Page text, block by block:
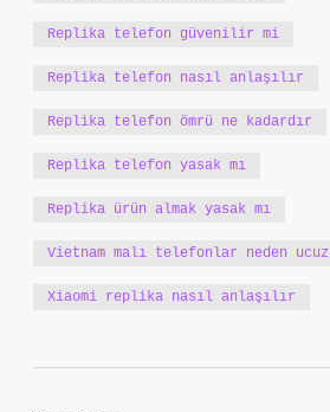
Replika telefon güvenilir mi
Replika telefon nasıl anlaşılır
Replika telefon ömrü ne kadardır
Replika telefon yasak mı
Replika ürün almak yasak mı
Vietnam malı telefonlar neden ucuz
Xiaomi replika nasıl anlaşılır